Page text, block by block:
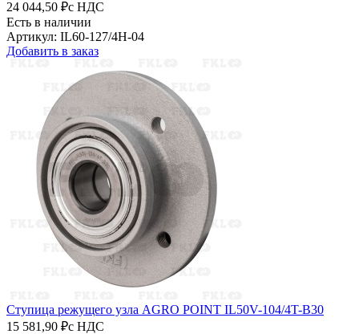
24 044,50 ₽с НДС
Есть в наличии
Артикул: IL60-127/4H-04
Добавить в заказ
Ступица режущего узла AGRO POINT IL50V-104/4T-B30
15 581,90 ₽с НДС